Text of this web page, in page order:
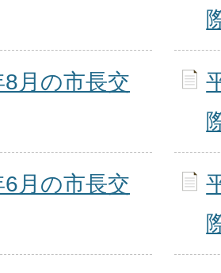
月の市長交
月の市長交